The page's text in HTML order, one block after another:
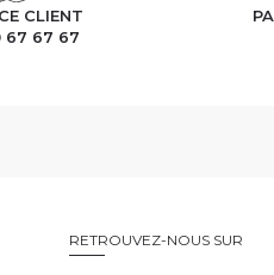
CLIENT
67 67 67
RETROUVEZ-NOUS SUR